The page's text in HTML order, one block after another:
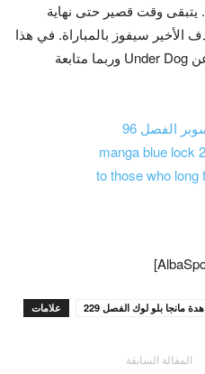
يتبقى وقت قصير حتى نهاية
الأخير سيفوز بالمباراة. في هذا
الفصل أيضًا، نتوقع معرفة المزيد عن Under Dog وربما متابعة
الفصل 96
علامات مانجا بلو لوك الفصل 229
المقالة السابقة